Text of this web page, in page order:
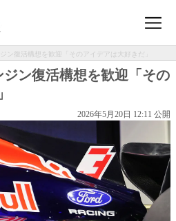
ン復活構想を歓迎「そのアイデアは大好きだ」
ジン復活構想を歓迎「その
2026年5月20日 12:11 公開